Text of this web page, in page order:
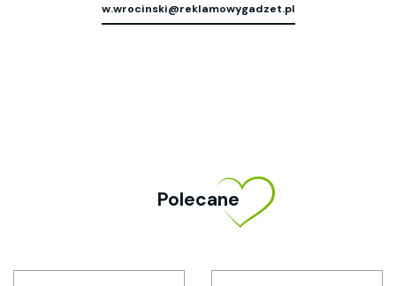
w.wrocinski@reklamowygadzet.pl
Polecane